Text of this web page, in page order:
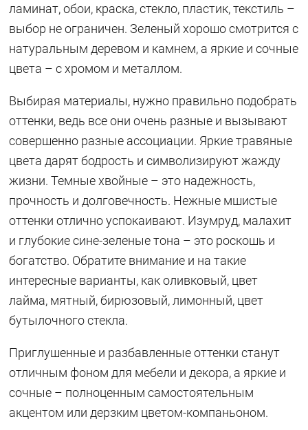
ламинат, обои, краска, стекло, пластик, текстиль –
выбор не ограничен. Зеленый хорошо смотрится с
натуральным деревом и камнем, а яркие и сочные
цвета – с хромом и металлом.
Выбирая материалы, нужно правильно подобрать
оттенки, ведь все они очень разные и вызывают
совершенно разные ассоциации. Яркие травяные
цвета дарят бодрость и символизируют жажду
жизни. Темные хвойные – это надежность,
прочность и долговечность. Нежные мшистые
оттенки отлично успокаивают. Изумруд, малахит
и глубокие сине-зеленые тона – это роскошь и
богатство. Обратите внимание и на такие
интересные варианты, как оливковый, цвет
лайма, мятный, бирюзовый, лимонный, цвет
бутылочного стекла.
Приглушенные и разбавленные оттенки станут
отличным фоном для мебели и декора, а яркие и
сочные – полноценным самостоятельным
акцентом или дерзким цветом-компаньоном.